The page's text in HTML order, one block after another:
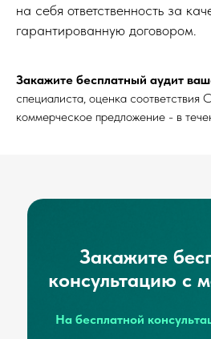
на себя ответственность за
гарантированную договором.
Закажите бесплатный аудит
специалиста, оценка соответствия
коммерческое предложение - в
Закажите
консультацию с
На бесплатной